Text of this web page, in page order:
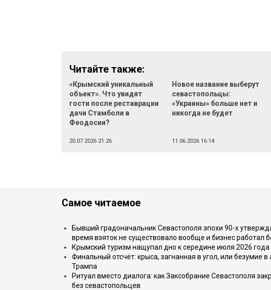
Читайте также:
«Крымский уникальный
объект». Что увидят
гости после реставрации
дачи Стамболи в
Феодосии?
20.07.2026 21:26
Новое название выберут
севастопольцы:
«Украины» больше нет и
никогда не будет
11.06.2026 16:14
Самое читаемое
Бывший градоначальник Севастополя эпохи 90-х
время взяток не существовало вообще и бизнес работал
Крымский туризм нащупал дно к середине июля 2026 года
Финальный отсчёт: крыса, загнанная в угол, или безумие
Трампа
Ритуал вместо диалога: как Заксобрание Севастополя
без севастопольцев